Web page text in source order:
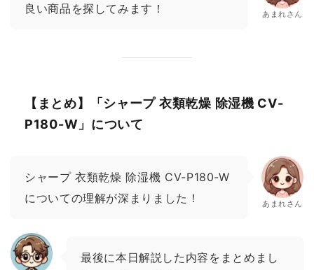
良い商品を探してみます！
あまれさん
【まとめ】「シャープ 衣類乾燥 除湿機 CV-
P180-W」について
シャープ 衣類乾燥 除湿機 CV-P180-W
についての理解が深まりました！
あまれさん
最後に本日解説した内容をまとめまし